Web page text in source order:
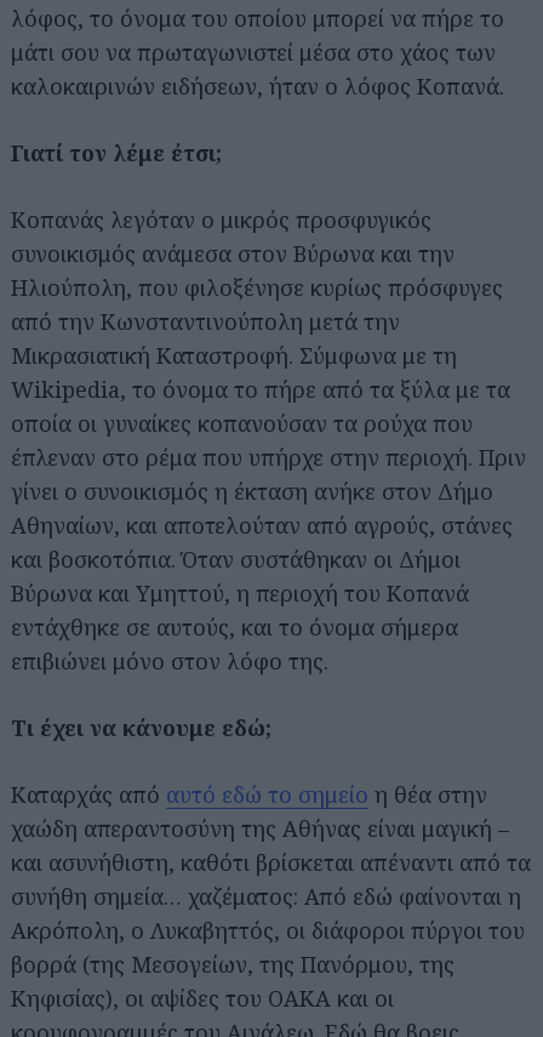
λόφος, το όνομα του οποίου μπορεί να πήρε το
μάτι σου να πρωταγωνιστεί μέσα στο χάος των
καλοκαιρινών ειδήσεων, ήταν ο λόφος Κοπανά.
Γιατί τον λέμε έτσι;
Κοπανάς λεγόταν ο μικρός προσφυγικός
συνοικισμός ανάμεσα στον Βύρωνα και την
Ηλιούπολη, που φιλοξένησε κυρίως πρόσφυγες
από την Κωνσταντινούπολη μετά την
Μικρασιατική Καταστροφή. Σύμφωνα με τη
Wikipedia, το όνομα το πήρε από τα ξύλα με τα
οποία οι γυναίκες κοπανούσαν τα ρούχα που
έπλεναν στο ρέμα που υπήρχε στην περιοχή. Πριν
γίνει ο συνοικισμός η έκταση ανήκε στον Δήμο
Αθηναίων, και αποτελούταν από αγρούς, στάνες
και βοσκοτόπια. Όταν συστάθηκαν οι Δήμοι
Βύρωνα και Υμηττού, η περιοχή του Κοπανά
εντάχθηκε σε αυτούς, και το όνομα σήμερα
επιβιώνει μόνο στον λόφο της.
Τι έχει να κάνουμε εδώ;
Καταρχάς από αυτό εδώ το σημείο η θέα στην
χαώδη απεραντοσύνη της Αθήνας είναι μαγική –
και ασυνήθιστη, καθότι βρίσκεται απέναντι από τα
συνήθη σημεία… χαζέματος: Από εδώ φαίνονται η
Ακρόπολη, ο Λυκαβηττός, οι διάφοροι πύργοι του
βορρά (της Μεσογείων, της Πανόρμου, της
Κηφισίας), οι αψίδες του ΟΑΚΑ και οι